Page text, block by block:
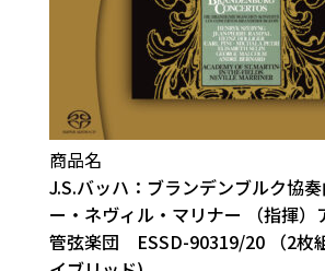
商品名
J.S.バッハ：ブランデンブルク協
ー・ネヴィル・マリナー （指揮）
管弦楽団 ESSD-90319/20 （2枚